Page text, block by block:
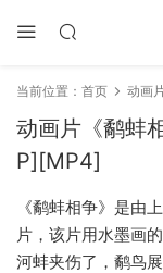
当前位置： 首页 动画
动画片《鹬蚌
P][MP4]
《鹬蚌相争》是由
片，该片用水墨画
河蚌夹伤了，鹬鸟